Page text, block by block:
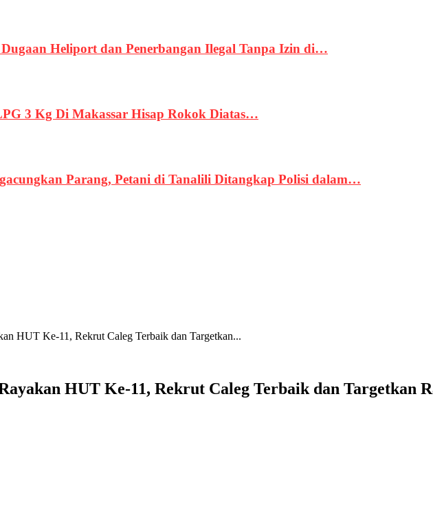
Heliport dan Penerbangan Ilegal Tanpa Izin di…
3 Kg Di Makassar Hisap Rokok Diatas…
Parang, Petani di Tanalili Ditangkap Polisi dalam…
HUT Ke-11, Rekrut Caleg Terbaik dan Targetkan...
HUT Ke-11, Rekrut Caleg Terbaik dan Targetkan